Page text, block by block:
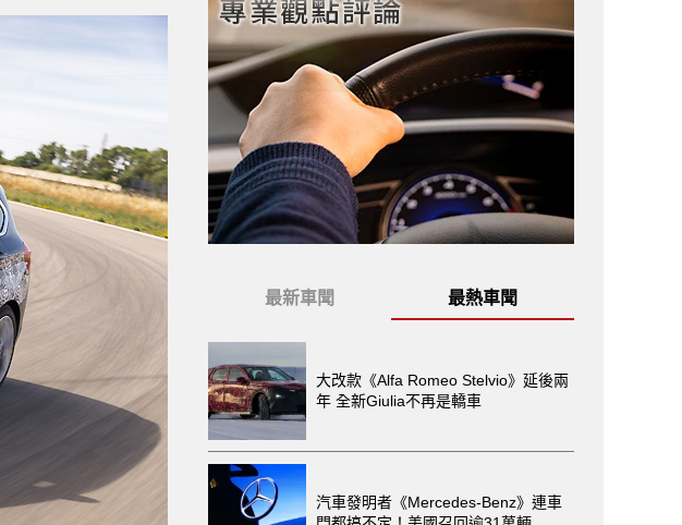
最新車聞 最熱車聞
大改款《Alfa Romeo Stelvio》延後兩
年 全新Giulia不再是轎車
汽車發明者《Mercedes-Benz》連車